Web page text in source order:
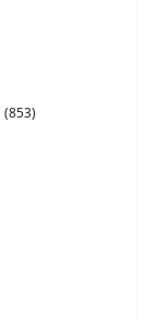
(853)